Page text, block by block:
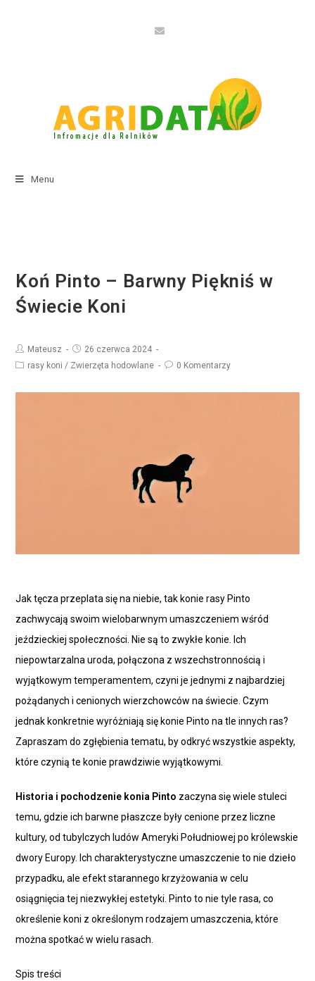
Menu
Koń Pinto – Barwny Piękniś w
Świecie Koni
Mateusz
26 czerwca 2024
rasy koni / Zwierzęta hodowlane 0 Komentarzy
Jak tęcza przeplata się na niebie, tak konie rasy Pinto
zachwycają swoim wielobarwnym umaszczeniem wśród
jeździeckiej społeczności. Nie są to zwykłe konie. Ich
niepowtarzalna uroda, połączona z wszechstronnością i
wyjątkowym temperamentem, czyni je jednymi z najbardziej
pożądanych i cenionych wierzchowców na świecie. Czym
jednak konkretnie wyróżniają się konie Pinto na tle innych ras?
Zapraszam do zgłębienia tematu, by odkryć wszystkie aspekty,
które czynią te konie prawdziwie wyjątkowymi.
Historia i pochodzenie konia Pinto zaczyna się wiele stuleci
temu, gdzie ich barwne płaszcze były cenione przez liczne
kultury, od tubylczych ludów Ameryki Południowej po królewskie
dwory Europy. Ich charakterystyczne umaszczenie to nie dzieło
przypadku, ale efekt starannego krzyżowania w celu
osiągnięcia tej niezwykłej estetyki. Pinto to nie tyle rasa, co
określenie koni z określonym rodzajem umaszczenia, które
można spotkać w wielu rasach.
Spis treści